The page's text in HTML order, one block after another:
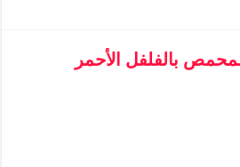
بالفلفل الأحمر